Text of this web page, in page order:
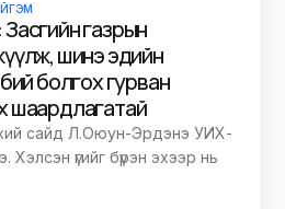
газрын
шинэ эдийн
болгох гурван
шаардлагатай
сайд Л.Оюун-Эрдэнэ УИХ-
Хэлсэн үгийг бүрэн эхээр нь